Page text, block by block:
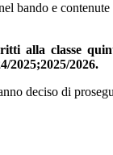
bando e
alla classe
2025;2025/2026.
deciso di